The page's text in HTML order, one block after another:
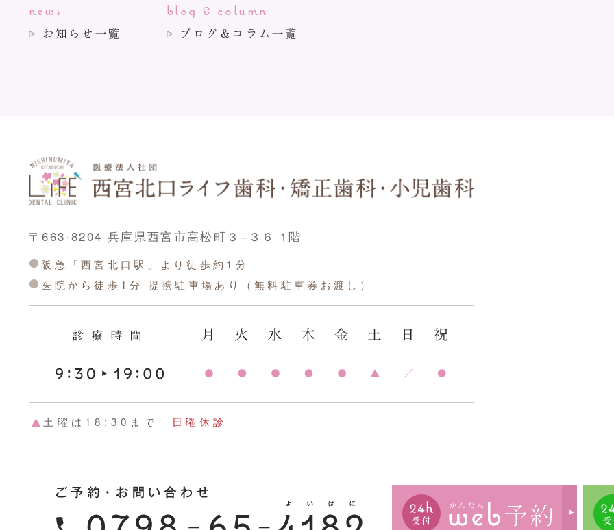
news
お知らせ一覧
blog & column
ブログ＆コラム一覧
〒663-8204 兵庫県西宮市高松町３−３６ 1階
阪急「西宮北口駅」より徒歩約1分
医院から徒歩1分 提携駐車場あり（無料駐車券お渡し）
土曜は18:30まで 日曜休診